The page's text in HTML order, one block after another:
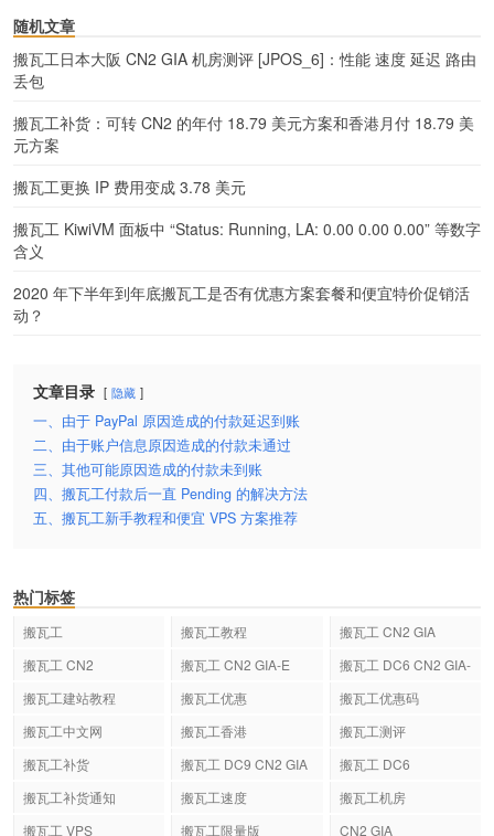
随机文章
搬瓦工日本大阪 CN2 GIA 机房测评 [JPOS_6]：性能 速度 延迟 路由
丢包
搬瓦工补货：可转 CN2 的年付 18.79 美元方案和香港月付 18.79 美
元方案
搬瓦工更换 IP 费用变成 3.78 美元
搬瓦工 KiwiVM 面板中 “Status: Running, LA: 0.00 0.00 0.00” 等数字
含义
2020 年下半年到年底搬瓦工是否有优惠方案套餐和便宜特价促销活
动？
文章目录 隐藏
一、由于 PayPal 原因造成的付款延迟到账
二、由于账户信息原因造成的付款未通过
三、其他可能原因造成的付款未到账
四、搬瓦工付款后一直 Pending 的解决方法
五、搬瓦工新手教程和便宜 VPS 方案推荐
热门标签
搬瓦工 搬瓦工教程
搬瓦工 CN2 GIA
搬瓦工 CN2
搬瓦工 CN2 GIA-E
搬瓦工 DC6 CN2 GIA-
搬瓦工建站教程 搬瓦工优惠
搬瓦工优惠码
搬瓦工中文网
搬瓦工香港
搬瓦工测评
搬瓦工补货
搬瓦工 DC9 CN2 GIA
搬瓦工 DC6
搬瓦工补货通知
搬瓦工速度
搬瓦工机房
搬瓦工 VPS
搬瓦工限量版 CN2 GIA